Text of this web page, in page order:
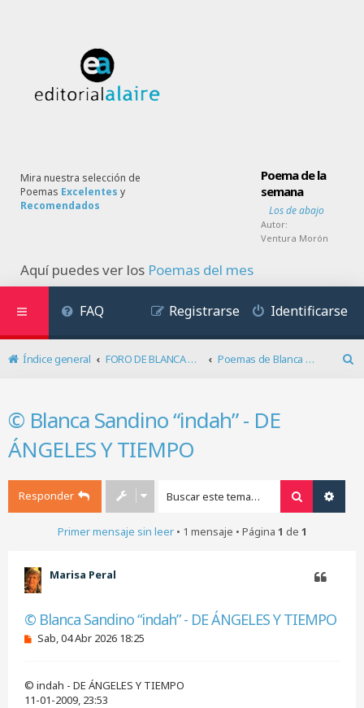
Mira nuestra selección de
Poemas Excelentes y
Recomendados
Poema de la
semana
Los de abajo
Autor:
Ventura Morón
Aquí puedes ver los Poemas del mes
FAQ Identificarse
Registrarse
Índice general FORO DE BLANCA SANDINO
Poemas de Blanca Sandino
© Blanca Sandino “indah” - DE
ÁNGELES Y TIEMPO
Responder Buscar
Primer mensaje sin leer• 1 mensaje • Página 1 de 1
Marisa Peral
© Blanca Sandino “indah” - DE ÁNGELES Y TIEMPO
M
a
j
Sab, 04 Abr 2026 18:25
© indah - DE ÁNGELES Y TIEMPO
11-01-2009, 23:53